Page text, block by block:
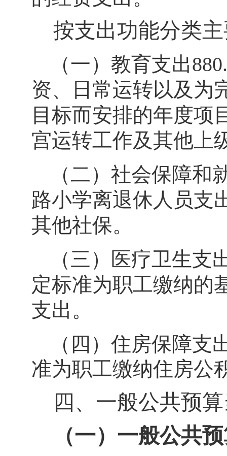
按支出功能分类
（一）教育支出
资、日常运转以及为
目标而安排的年度项
宫运转工作及其他上
（二）社会保障和
路小学离退休人员支
其他社保。
（三）医疗卫生支
定标准为职工缴纳的
支出。
（四）住房保障支
准为职工缴纳住房公
四、一般公共预
（一）一般公共